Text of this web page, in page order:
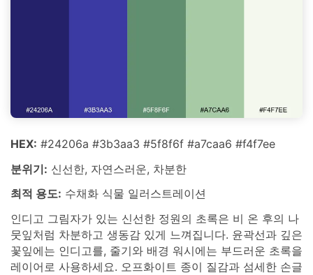
HEX: #24206a #3b3aa3 #5f8f6f #a7caa6 #f4f7ee
분위기: 신선한, 자연스러운, 차분한
최적 용도: 수채화 식물 일러스트레이션
인디고 그림자가 있는 신선한 정원의 초록은 비 온 후의 나
뭇잎처럼 차분하고 생동감 있게 느껴집니다. 윤곽선과 깊은
꽃잎에는 인디고를, 줄기와 배경 워시에는 부드러운 초록을
레이어로 사용하세요. 오프화이트 종이 질감과 섬세한 손글